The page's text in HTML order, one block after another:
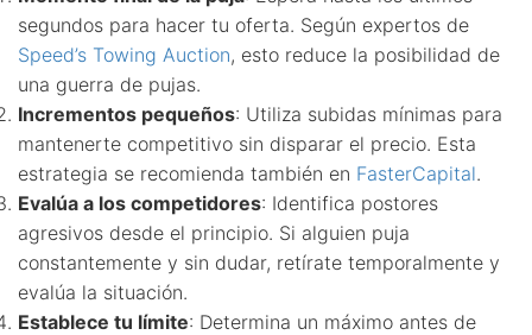
segundos para hacer tu oferta. Según expertos de
Speed’s Towing Auction, esto reduce la posibilidad de
una guerra de pujas.
Incrementos pequeños: Utiliza subidas mínimas para
mantenerte competitivo sin disparar el precio. Esta
estrategia se recomienda también en FasterCapital.
Evalúa a los competidores: Identifica postores
agresivos desde el principio. Si alguien puja
constantemente y sin dudar, retírate temporalmente y
evalúa la situación.
Establece tu límite: Determina un máximo antes de